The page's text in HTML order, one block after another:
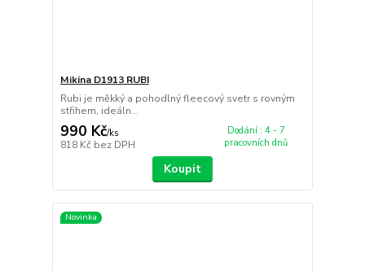
Mikina D1913 RUBI
Rubi je měkký a pohodlný fleecový svetr s rovným
střihem, ideáln...
990 Kč/ks
818 Kč bez DPH
Dodání : 4 - 7
pracovních dnů
Koupit
Novinka